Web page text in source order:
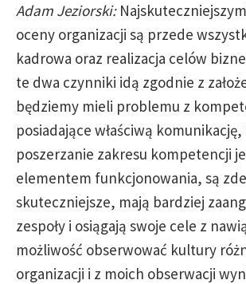
Adam Jeziorski:
oceny organizacji są przede
kadrowa oraz realizacja celów
te dwa czynniki idą zgodnie z
będziemy mieli problemu z
posiadające właściwą
poszerzanie zakresu kompetencji
elementem funkcjonowania, są
skuteczniejsze, mają bardziej
zespoły i osiągają swoje cele z
możliwość obserwować kultury
organizacji i z moich obserwacji